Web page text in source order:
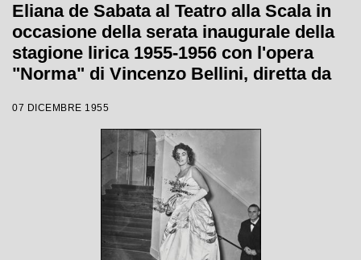
Eliana de Sabata al Teatro alla Scala in
occasione della serata inaugurale della
stagione lirica 1955-1956 con l'opera
"Norma" di Vincenzo Bellini, diretta da
Margherita Wallmann
07 DICEMBRE 1955